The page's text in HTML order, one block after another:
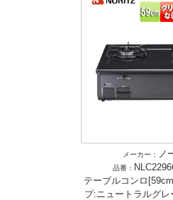
メーカー： ノ
品番：
テーブルコンロ
プ:ニュートラルグ